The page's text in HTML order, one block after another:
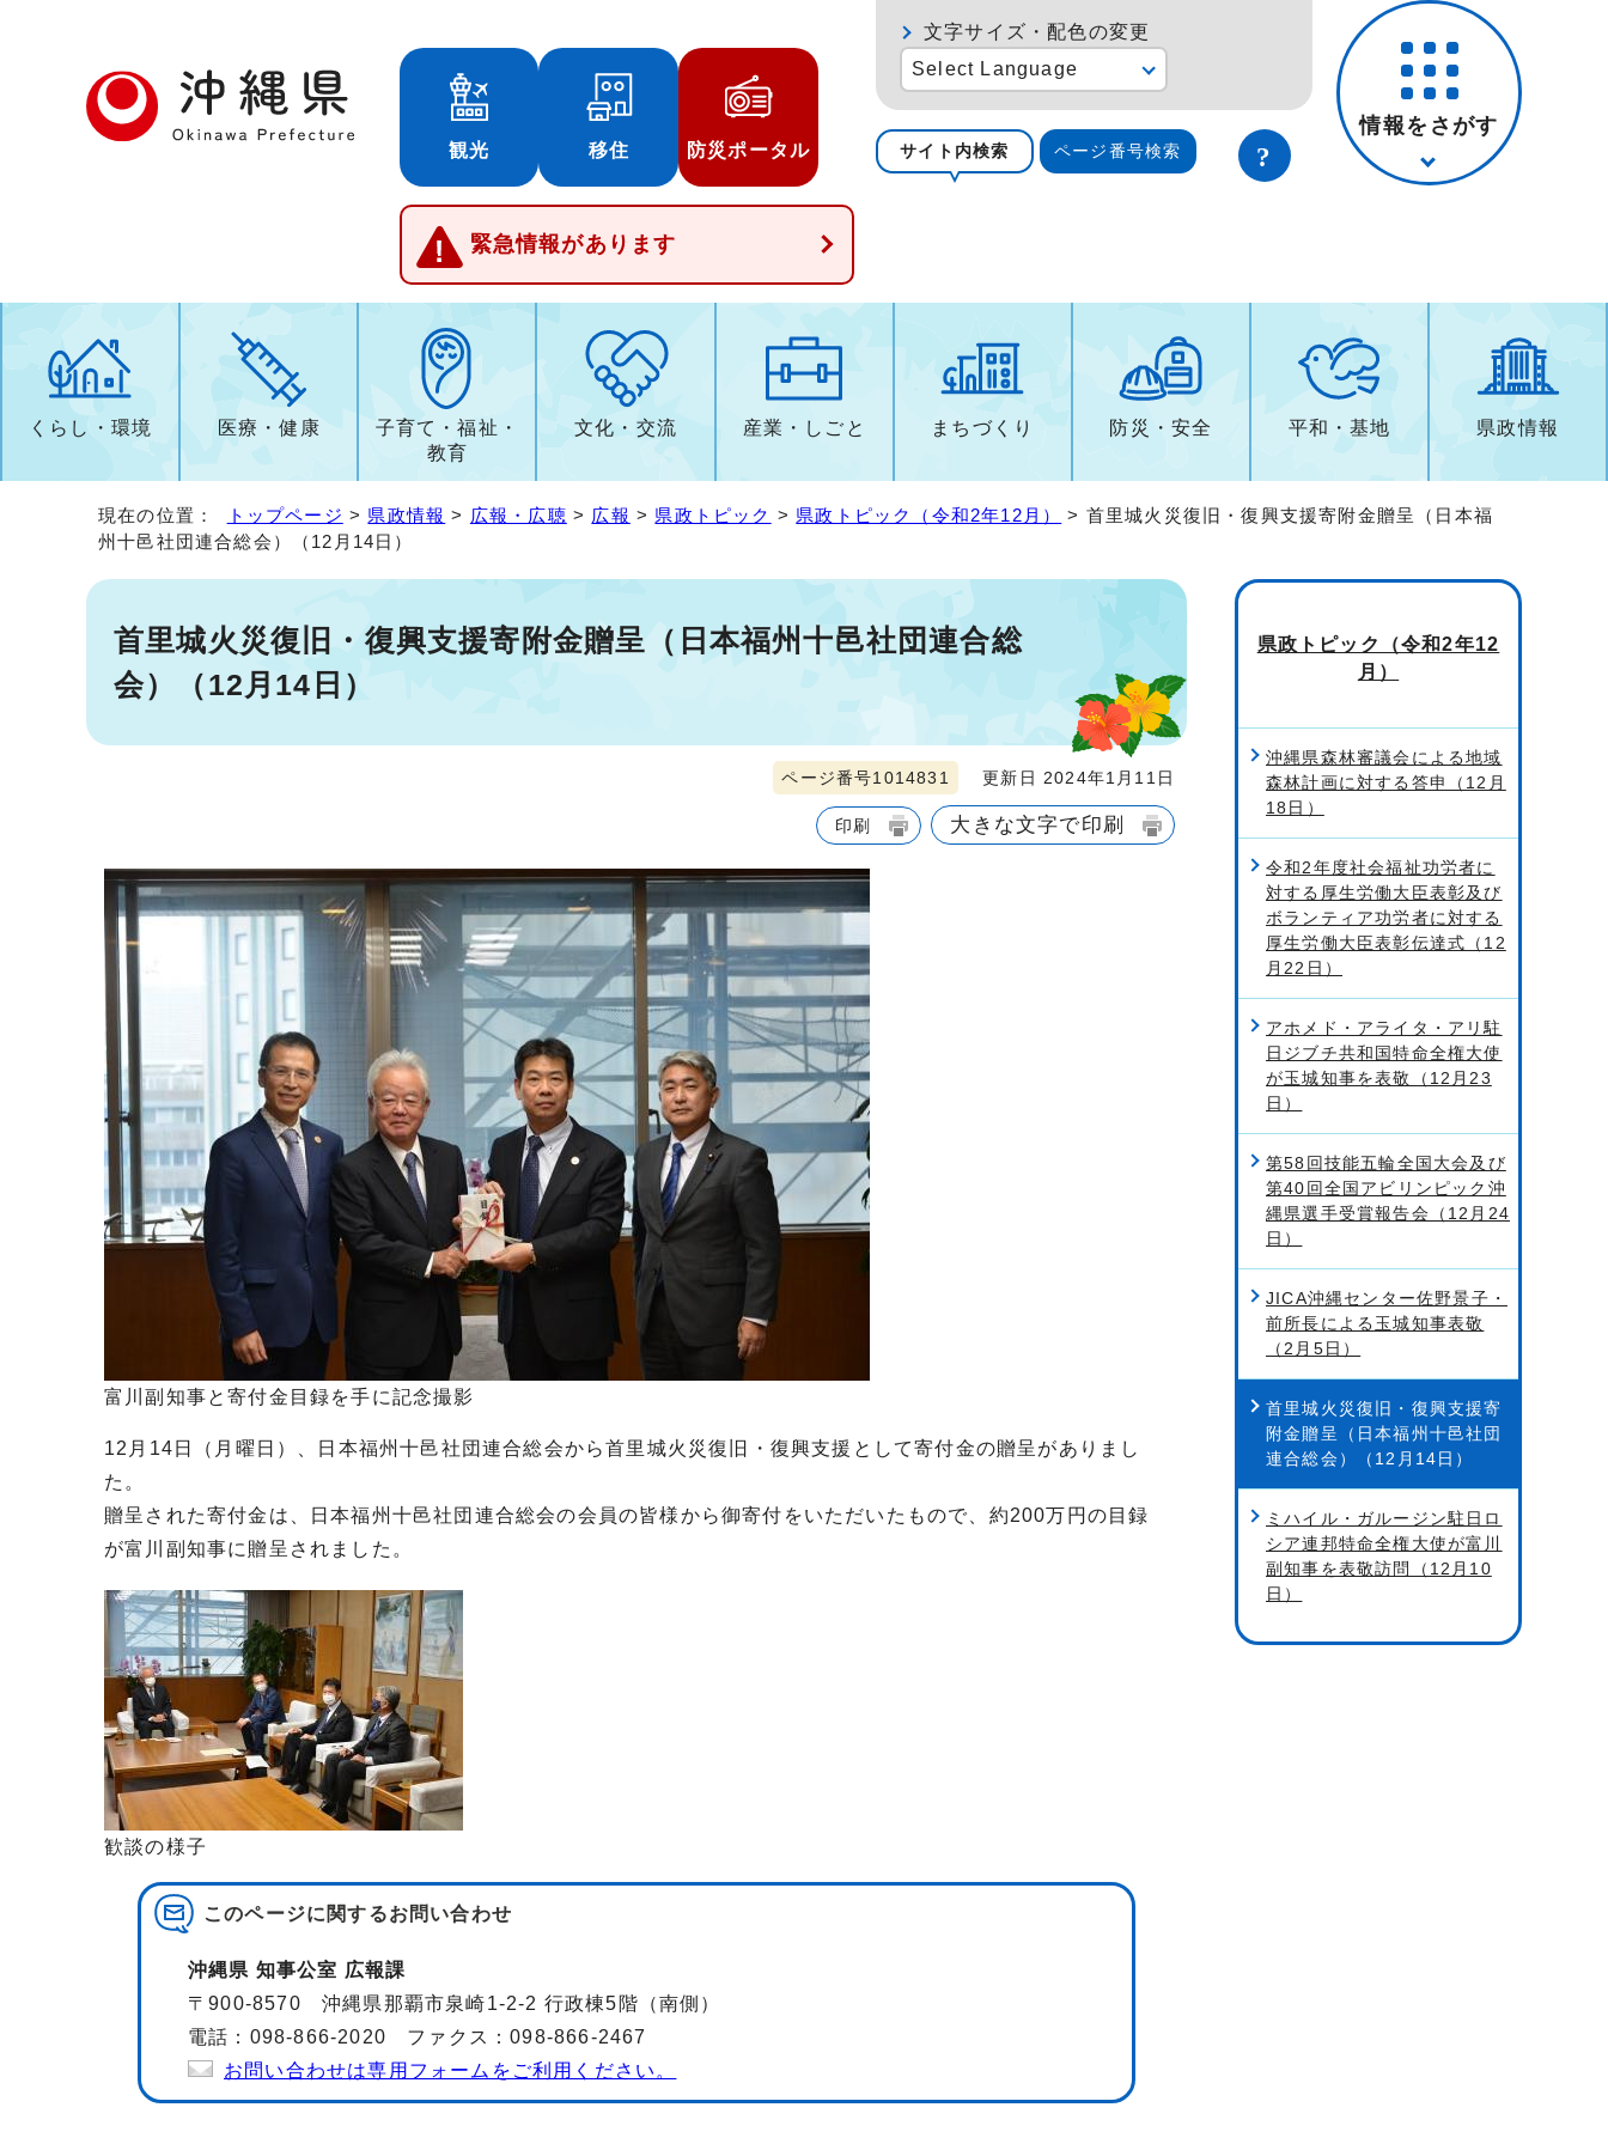
観光 移住 防災ポータル
緊急情報があります
文字サイズ・配色の変更
Select Language
サイト内検索 ページ番号検索
情報をさがす
くらし・環境 医療・健康
子育て・福祉・
教育
文化・交流 産業・しごと まちづくり 防災・安全 平和・基地 県政情報
現在の位置： トップページ > 県政情報 > 広報・広聴 > 広報 > 県政トピック > 県政トピック（令和2年12月）
> 首里城火災復旧・復興支援寄附金贈呈（日本福
州十邑社団連合総会）（12月14日）
首里城火災復旧・復興支援寄附金贈呈（日本福州十邑社団連合総
会）（12月14日）
ページ番号1014831 更新日 2024年1月11日
印刷 大きな文字で印刷
富川副知事と寄付金目録を手に記念撮影
12月14日（月曜日）、日本福州十邑社団連合総会から首里城火災復旧・復興支援として寄付金の贈呈がありまし
た。
贈呈された寄付金は、日本福州十邑社団連合総会の会員の皆様から御寄付をいただいたもので、約200万円の目録
が富川副知事に贈呈されました。
歓談の様子
このページに関するお問い合わせ
沖縄県 知事公室 広報課
〒900-8570 沖縄県那覇市泉崎1-2-2 行政棟5階（南側）
電話：098-866-2020 ファクス：098-866-2467
お問い合わせは専用フォームをご利用ください。
県政トピック（令和2年12
月）
沖縄県森林審議会による地域
森林計画に対する答申（12月
18日）
令和2年度社会福祉功労者に
対する厚生労働大臣表彰及び
ボランティア功労者に対する
厚生労働大臣表彰伝達式（12
月22日）
アホメド・アライタ・アリ駐
日ジブチ共和国特命全権大使
が玉城知事を表敬（12月23
日）
第58回技能五輪全国大会及び
第40回全国アビリンピック沖
縄県選手受賞報告会（12月24
日）
JICA沖縄センター佐野景子・
前所長による玉城知事表敬
（2月5日）
首里城火災復旧・復興支援寄
附金贈呈（日本福州十邑社団
連合総会）（12月14日）
ミハイル・ガルージン駐日ロ
シア連邦特命全権大使が富川
副知事を表敬訪問（12月10
日）